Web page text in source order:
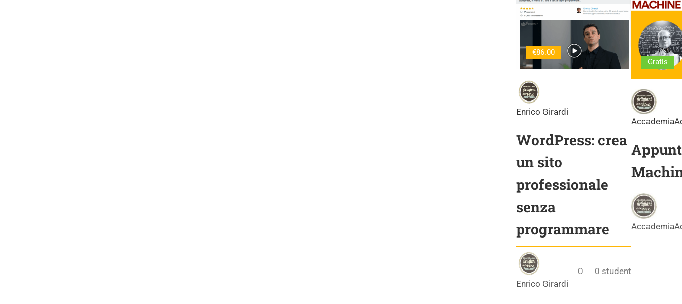
€86.00
Enrico Girardi
WordPress: crea
un sito
professionale
senza
programmare
Enrico Girardi
0 0 student
Gratis